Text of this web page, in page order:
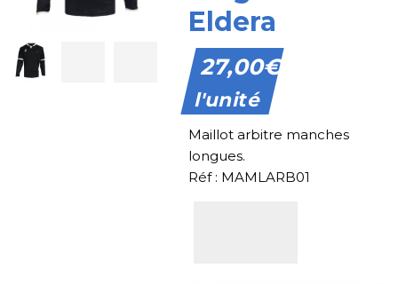
Eldera
27,00€
l'unité
Maillot arbitre manches
longues.
Réf : MAMLARB01